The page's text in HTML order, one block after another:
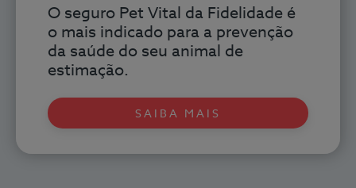
O seguro Pet Vital da Fidelidade é
o mais indicado para a prevenção
da saúde do seu animal de
estimação.
SAIBA MAIS